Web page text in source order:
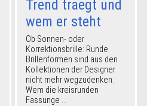
Trend traegt und
wem er steht
Ob Sonnen- oder
Korrektionsbrille: Runde
Brillenformen sind aus den
Kollektionen der Designer
nicht mehr wegzudenken.
Wem die kreisrunden
Fassunge ...